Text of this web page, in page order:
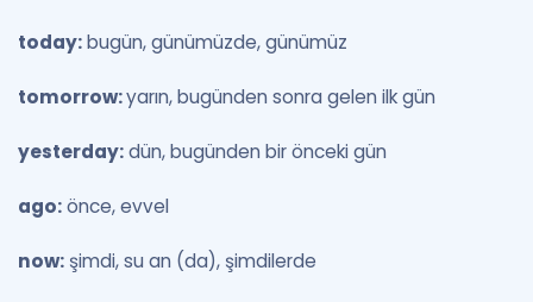
today:bugün, günümüzde, günümüz
tomorrow:yarın, bugünden sonra gelen ilk gün
yesterday:dün, bugünden bir önceki gün
ago:önce, evvel
now: şimdi, su an (da), şimdilerde